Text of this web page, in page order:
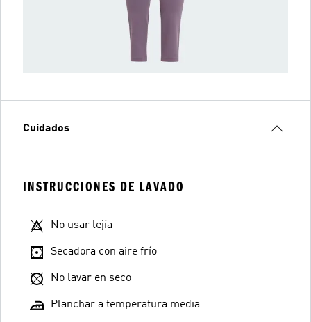
Cuidados
INSTRUCCIONES DE LAVADO
No usar lejía
Secadora con aire frío
No lavar en seco
Planchar a temperatura media